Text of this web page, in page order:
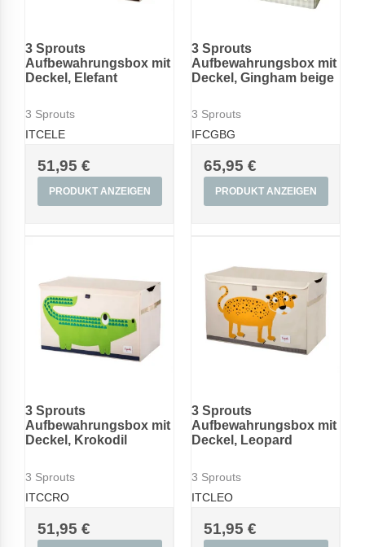
3 Sprouts
Aufbewahrungsbox mit
Deckel, Elefant
3 Sprouts
ITCELE
51,95 €
PRODUKT ANZEIGEN
3 Sprouts
Aufbewahrungsbox mit
Deckel, Gingham beige
3 Sprouts
IFCGBG
65,95 €
PRODUKT ANZEIGEN
3 Sprouts
Aufbewahrungsbox mit
Deckel, Krokodil
3 Sprouts
ITCCRO
51,95 €
3 Sprouts
Aufbewahrungsbox mit
Deckel, Leopard
3 Sprouts
ITCLEO
51,95 €